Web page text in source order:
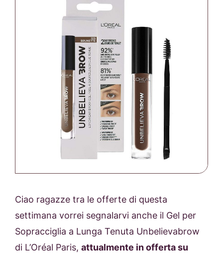
Ciao ragazze tra le offerte di questa
settimana vorrei segnalarvi anche il Gel per
Sopracciglia a Lunga Tenuta Unbelievabrow
di L’Oréal Paris, attualmente in offerta su